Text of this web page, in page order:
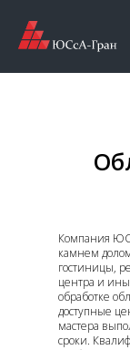
Компания
камнем
гостиницы,
центра и
обработке
доступные
мастера
сроки.